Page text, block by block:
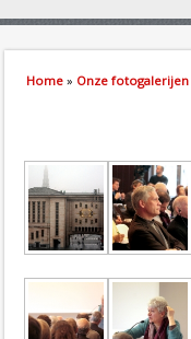
Home » Onze fotogalerijen